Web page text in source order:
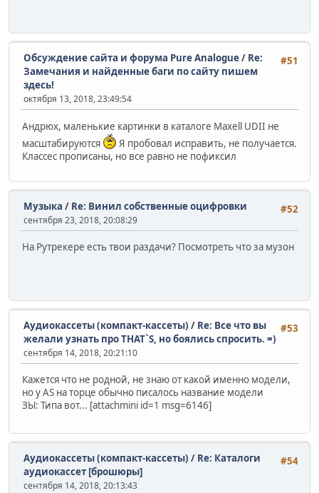
#51
Обсуждение сайта и форума Pure Analogue/ Re:
Замечания и найденные баги по сайту пишем
здесь!
октября 13, 2018, 23:49:54
Андрюх, маленькие картинки в каталоге Maxell UDII не
масштабируются
Я пробовал исправить, не получается.
Классес прописаны, но все равно не пофиксил
#52
Музыка / Re: Винил собственные оцифровки
сентября 23, 2018, 20:08:29
На Рутрекере есть твои раздачи? Посмотреть что за музон
#53
Аудиокассеты (компакт-кассеты) / Re: Все что вы
желали узнать про THAT`S, но боялись спросить. =)
сентября 14, 2018, 20:21:10
Кажется что не родной, не знаю от какой именно модели,
но у AS на торце обычно писалось название модели
ЗЫ: Типа вот... [attachmini id=1 msg=6146]
#54
Аудиокассеты (компакт-кассеты) / Re: Каталоги
аудиокассет [брошюры]
сентября 14, 2018, 20:13:43